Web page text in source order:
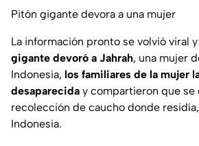
Pitón gigante devora a una mujer
La información pronto se volvió viral
gigante devoró a Jahrah, una mujer
Indonesia, los familiares de la mujer
desaparecida y compartieron que se
recolección de caucho donde
Indonesia.